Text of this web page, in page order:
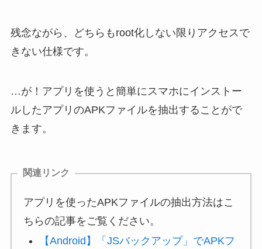
残念ながら、どちらもroot化しない限りアクセスで
きない仕様です。
…が！アプリを使うと簡単にスマホにインストー
ルしたアプリのAPKファイルを抽出することがで
きます。
関連リンク
アプリを使ったAPKファイルの抽出方法はこ
ちらの記事をご覧ください。
【Android】「JSバックアップ」でAPKフ